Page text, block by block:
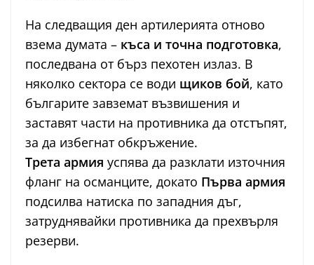
На следващия ден артилерията отново
взема думата – къса и точна подготовка,
последвана от бърз пехотен излаз. В
няколко сектора се води щиков бой, като
българите завземат възвишения и
заставят части на противника да отстъпят,
за да избегнат обкръжение.
Трета армия успява да разклати източния
фланг на османците, докато Първа армия
подсилва натиска по западния дъг,
затруднявайки противника да прехвърля
резерви.